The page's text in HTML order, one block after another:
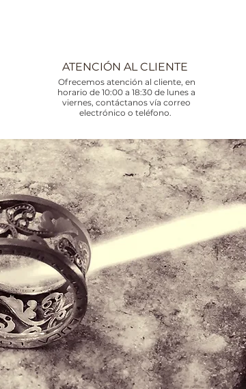
ATENCIÓN AL CLIENTE
Ofrecemos atención al cliente, en
horario de 10:00 a 18:30 de lunes a
viernes, contáctanos vía correo
electrónico o teléfono.